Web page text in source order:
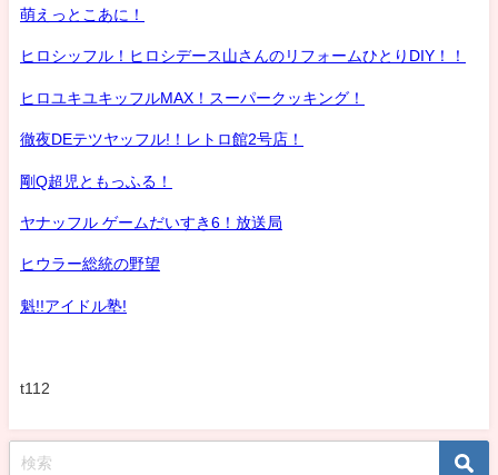
萌えっとこあに！
ヒロシッフル！ヒロシデース山さんのリフォームひとりDIY！！
ヒロユキユキッフルMAX！スーパークッキング！
徹夜DEテツヤッフル!！レトロ館2号店！
剛Q超児ともっふる！
ヤナッフル ゲームだいすき6！放送局
ヒウラー総統の野望
魁!!アイドル塾!
t112